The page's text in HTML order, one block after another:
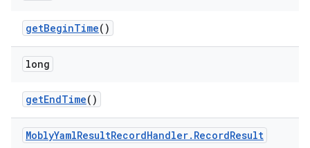
getBeginTime()
long
getEndTime()
MoblyYamlResultRecordHandler. RecordResult